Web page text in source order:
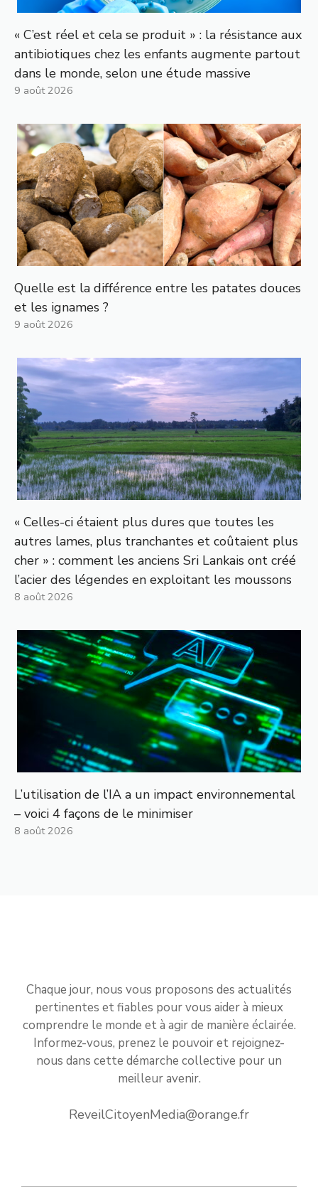
« C’est réel et cela se produit » : la résistance aux
antibiotiques chez les enfants augmente partout
dans le monde, selon une étude massive
9 août 2026
Quelle est la différence entre les patates douces
et les ignames ?
9 août 2026
« Celles-ci étaient plus dures que toutes les
autres lames, plus tranchantes et coûtaient plus
cher » : comment les anciens Sri Lankais ont créé
l’acier des légendes en exploitant les moussons
8 août 2026
L’utilisation de l’IA a un impact environnemental
– voici 4 façons de le minimiser
8 août 2026
Chaque jour, nous vous proposons des actualités
pertinentes et fiables pour vous aider à mieux
comprendre le monde et à agir de manière éclairée.
Informez-vous, prenez le pouvoir et rejoignez-
nous dans cette démarche collective pour un
meilleur avenir.
ReveilCitoyenMedia@orange.fr